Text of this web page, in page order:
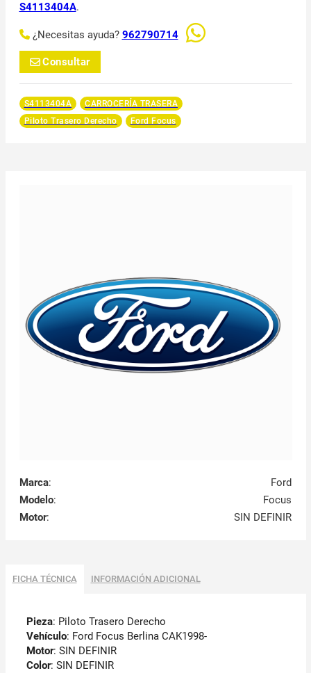
S4113404A.
¿Necesitas ayuda? 962790714
Consultar
S4113404A
CARROCERÍA TRASERA
Piloto Trasero Derecho
Ford Focus
Marca:
Ford
Modelo:
Focus
Motor: SIN DEFINIR
FICHA TÉCNICA INFORMACIÓN ADICIONAL
Pieza: Piloto Trasero Derecho
Vehículo: Ford Focus Berlina CAK1998-
Motor: SIN DEFINIR
Color: SIN DEFINIR